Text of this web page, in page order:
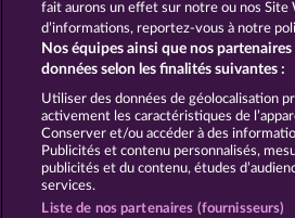
Mentions légales
Facebook
Envoyer la demande
fait aurons un effet sur notre ou nos Site
d’informations, reportez-vous à notre
Nos équipes ainsi que nos
données selon les finalités suivantes :
Utiliser des données de géolocalisation
activement les caractéristiques de
Conserver et/ou accéder à des
Publicités et contenu personnalisés,
publicités et du contenu, études
services.
Liste de nos partenaires (fournisseurs)